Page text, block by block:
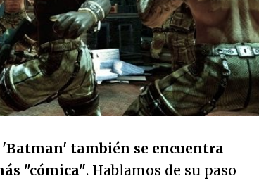
'Batman' también se encuentra
"cómica". Hablamos de su paso